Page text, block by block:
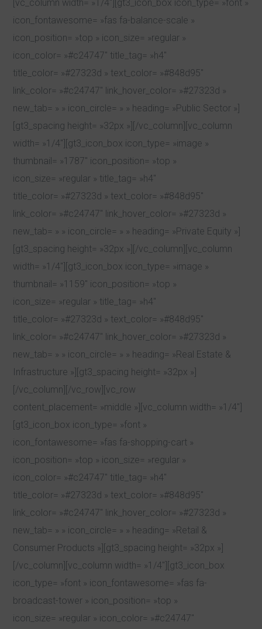
[vc_column width= »1/4″][gt3_icon_box icon_type= »font »
icon_fontawesome= »fas fa-balance-scale »
icon_position= »top » icon_size= »regular »
icon_color= »#c24747″ title_tag= »h4″
title_color= »#27323d » text_color= »#848d95″
link_color= »#c24747″ link_hover_color= »#27323d »
new_tab= » » icon_circle= » » heading= »Public Sector »]
[gt3_spacing height= »32px »][/vc_column][vc_column
width= »1/4″][gt3_icon_box icon_type= »image »
thumbnail= »1787″ icon_position= »top »
icon_size= »regular » title_tag= »h4″
title_color= »#27323d » text_color= »#848d95″
link_color= »#c24747″ link_hover_color= »#27323d »
new_tab= » » icon_circle= » » heading= »Private Equity »]
[gt3_spacing height= »32px »][/vc_column][vc_column
width= »1/4″][gt3_icon_box icon_type= »image »
thumbnail= »1159″ icon_position= »top »
icon_size= »regular » title_tag= »h4″
title_color= »#27323d » text_color= »#848d95″
link_color= »#c24747″ link_hover_color= »#27323d »
new_tab= » » icon_circle= » » heading= »Real Estate &
Infrastructure »][gt3_spacing height= »32px »]
[/vc_column][/vc_row][vc_row
content_placement= »middle »][vc_column width= »1/4″]
[gt3_icon_box icon_type= »font »
icon_fontawesome= »fas fa-shopping-cart »
icon_position= »top » icon_size= »regular »
icon_color= »#c24747″ title_tag= »h4″
title_color= »#27323d » text_color= »#848d95″
link_color= »#c24747″ link_hover_color= »#27323d »
new_tab= » » icon_circle= » » heading= »Retail &
Consumer Products »][gt3_spacing height= »32px »]
[/vc_column][vc_column width= »1/4″][gt3_icon_box
icon_type= »font » icon_fontawesome= »fas fa-
broadcast-tower » icon_position= »top »
icon_size= »regular » icon_color= »#c24747″